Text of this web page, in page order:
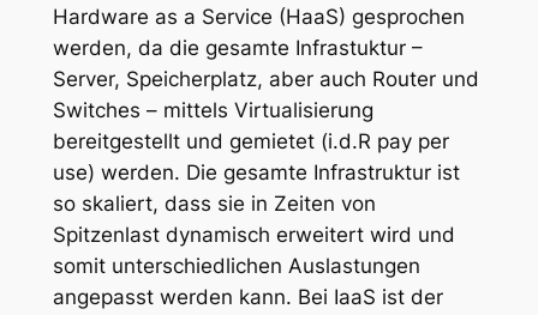
Hardware as a Service (HaaS) gesprochen
werden, da die gesamte Infrastuktur –
Server, Speicherplatz, aber auch Router und
Switches – mittels Virtualisierung
bereitgestellt und gemietet (i.d.R pay per
use) werden. Die gesamte Infrastruktur ist
so skaliert, dass sie in Zeiten von
Spitzenlast dynamisch erweitert wird und
somit unterschiedlichen Auslastungen
angepasst werden kann. Bei IaaS ist der